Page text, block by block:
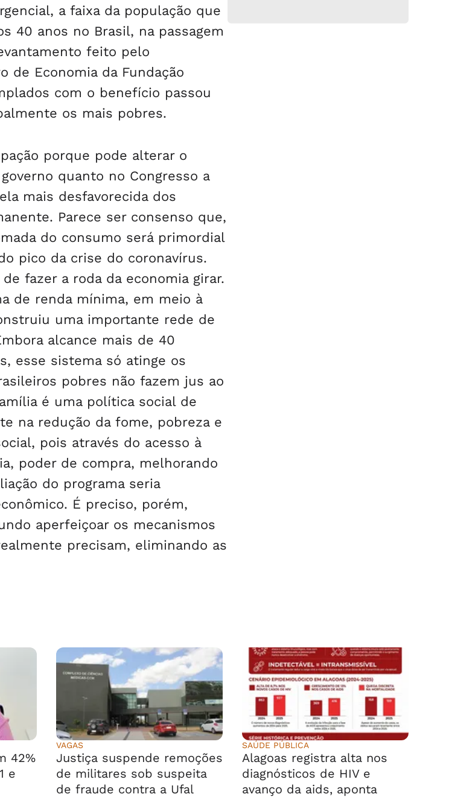
a faixa da população que
40 anos no Brasil, na passagem
feito pelo
de Economia da Fundação
com o benefício passou
os mais pobres.
porque pode alterar o
quanto no Congresso a
mais desfavorecida dos
Parece ser consenso que,
do consumo será primordial
pico da crise do coronavírus.
fazer a roda da economia girar.
de renda mínima, em meio à
uma importante rede de
alcance mais de 40
esse sistema só atinge os
pobres não fazem jus ao
é uma política social de
na redução da fome, pobreza e
pois através do acesso à
poder de compra, melhorando
do programa seria
É preciso, porém,
aperfeiçoar os mecanismos
precisam, eliminando as
42%
e
VAGAS
Justiça suspende remoções
de militares sob suspeita
de fraude contra a Ufal
SAÚDE PÚBLICA
Alagoas registra alta nos
diagnósticos de HIV e
avanço da aids, aponta